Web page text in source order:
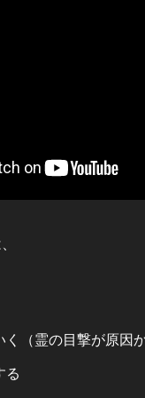
く（霊の目撃が原因
る